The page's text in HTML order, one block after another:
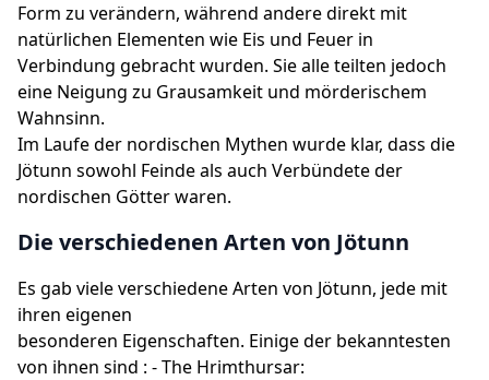
Form zu verändern, während andere direkt mit
natürlichen Elementen wie Eis und Feuer in
Verbindung gebracht wurden. Sie alle teilten jedoch
eine Neigung zu Grausamkeit und mörderischem
Wahnsinn.
Im Laufe der nordischen Mythen wurde klar, dass die
Jötunn sowohl Feinde als auch Verbündete der
nordischen Götter waren.
Die verschiedenen Arten von Jötunn
Es gab viele verschiedene Arten von Jötunn, jede mit
ihren eigenen
besonderen Eigenschaften. Einige der bekanntesten
von ihnen sind : - The Hrimthursar: